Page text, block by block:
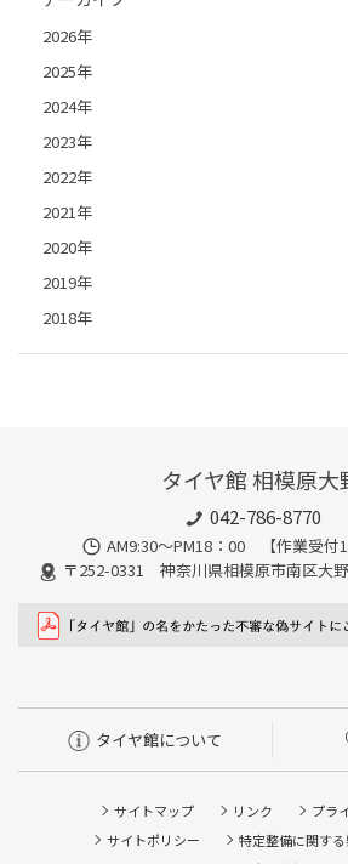
2026年
2025年
2024年
2023年
2022年
2021年
2020年
2019年
2018年
タイヤ館 相模原大
042-786-8770
AM9:30～PM18：00 【作業受付
〒252-0331 神奈川県相模原市南区大
タイヤ館について
サイトマップ リンク
プラ
サイトポリシー
特定整備に関す